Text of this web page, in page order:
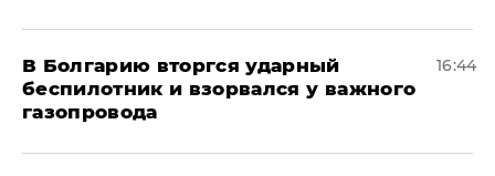
В Болгарию вторгся ударный
беспилотник и взорвался у важного
газопровода
16:44